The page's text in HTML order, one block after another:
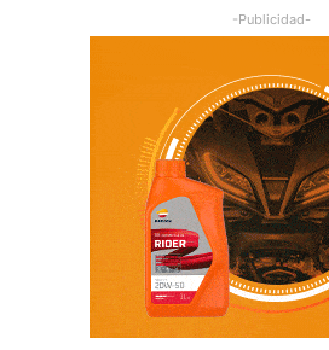
-Publicidad-